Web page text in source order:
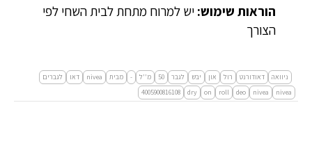
הוראות שימוש: יש למרוח מתחת לבית השחי לפי
הצורך
ניוואה דאודורנט רול און יבש לגבר 50 מ''ל - מבית nivea דאו
לגברים
nivea
nivea
deo
roll
on
dry
4005900816108